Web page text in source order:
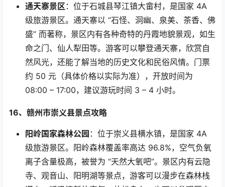
通天寨景区 ：位于石城县琴江镇大畲村，是国家 4A
级旅游景区。通天寨以 “石怪、洞幽、泉美、茶香、佛
盛” 而著称，景区内有各种奇特的丹霞地貌景观，如生
命之门、仙人犁田等。游客可以攀登通天寨，欣赏自
然风光，还能了解当地的历史文化和民俗风情。门票
约 50 元（具体价格以实际为准），开放时间为
08:00 – 17:00，建议游玩时间 3 – 4 小时。
16、赣州市崇义县景点攻略
阳岭国家森林公园 ：位于崇义县横水镇，是国家 4A
级旅游景区。阳岭森林覆盖率高达 96.8%，空气负氧
离子含量极高，被誉为 “天然大氧吧”。景区内有云隐
寺、观音山、阳明湖等景点，游客可以漫步在森林栈